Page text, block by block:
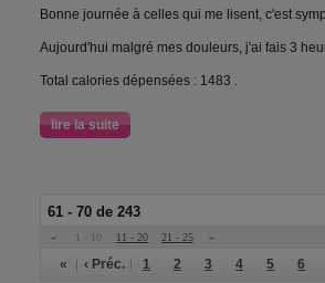
Bonne journée à celles qui me lisent, c'est
Aujourd'hui malgré mes douleurs, j'ai fais 3
Total calories dépensées : 1483 .
lire la suite
61 - 70 de 243
« 1 - 10 11 - 20 21 - 25 »
« ‹ Préc. 1 2 3 4 5 6